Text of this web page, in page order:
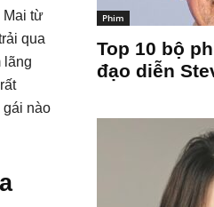
Mai từ
qua
lãng
gái nào
Phim
Top 10 bộ
đạo diễn